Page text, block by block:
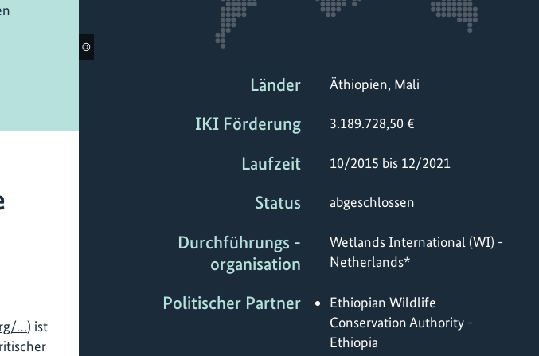
©
Länder Äthiopien, Mali
IKI Förderung 3.189.728,50 €
Laufzeit 10/2015 bis 12/2021
Status abgeschlossen
Durchführungs -
organisation
Wetlands International (WI) -
Netherlands*
Politischer Partner
Ethiopian Wildlife
Conservation Authority -
Ethiopia
…) ist